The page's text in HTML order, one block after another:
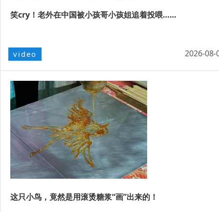
笑cry！老外在中国被小孩哥小孩姐追着投喂……
video 2026-08-
这只小鸟，竟然是用滚烫糖浆“画”出来的！